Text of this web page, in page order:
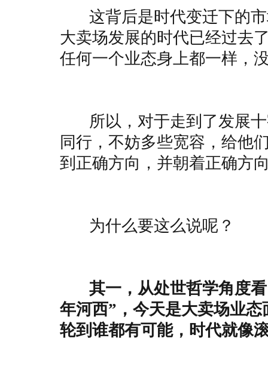
这背后是时代变迁下的市
大卖场发展的时代已经过去
任何一个业态身上都一样，
所以，对于走到了发展十
同行，不妨多些宽容，给他
到正确方向，并朝着正确方
为什么要这么说呢？
其一，从处世哲学角度看
年河西”，今天是大卖场业
轮到谁都有可能，时代就像